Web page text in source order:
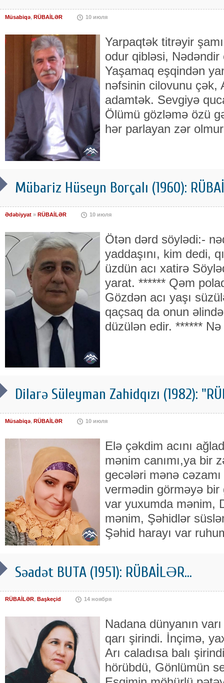
Müsabiqə, RÜBAİLƏR 10 июля
Yarpaqtək titrəyir
odur qibləsi,
Yaşamaq eşqindən
nəfsinin cilovunu çək,
adamtək. Sevgiyə
Ölümü gözləmə özü
hər parlayan zər
Mübariz Hüseyn Borçalı (1960):
Ədəbiyyat » RÜBAİLƏR 10 июля
Ötən dərd söylədi:-
yaddaşını, kim dedi,
üzdün acı xatirə
yarat. ****** Qəm
Gözdən acı yaşı
qaçsaq da onun
düzülən edir. ****** Nə
Dilarə Süleyman Zahidqızı (1982):
Müsabiqə, RÜBAİLƏR 10 июля
Elə çəkdim acını
mənim canımı,ya bir
gecələri mənə
vermədin görməyə
var yuxumda mənim,
mənim, Şəhidlər
Şəhid harayı var
Səadət BUTA (1951): RÜBAİLƏR...
RÜBAİLƏR, Başkeçid 14 ноября
Nadana dünyanın
qarı şirindi. İnçimə,
Arı caladısa balı
hörübdü, Gönlümün